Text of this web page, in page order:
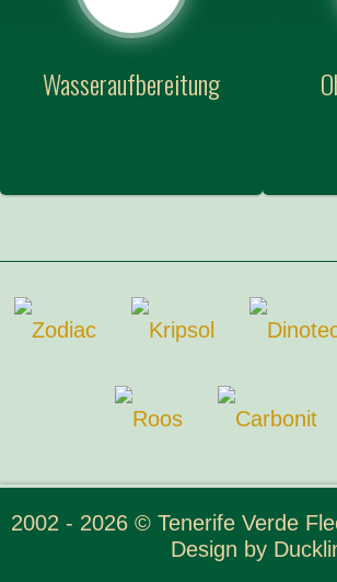
Wasseraufbereitung
2002 - 2026 © Tenerife Verde
Design by